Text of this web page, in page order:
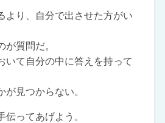
り、自分で出させた方がい
質問だ。
て自分の中に答えを持って
見つからない。
ってあげよう。